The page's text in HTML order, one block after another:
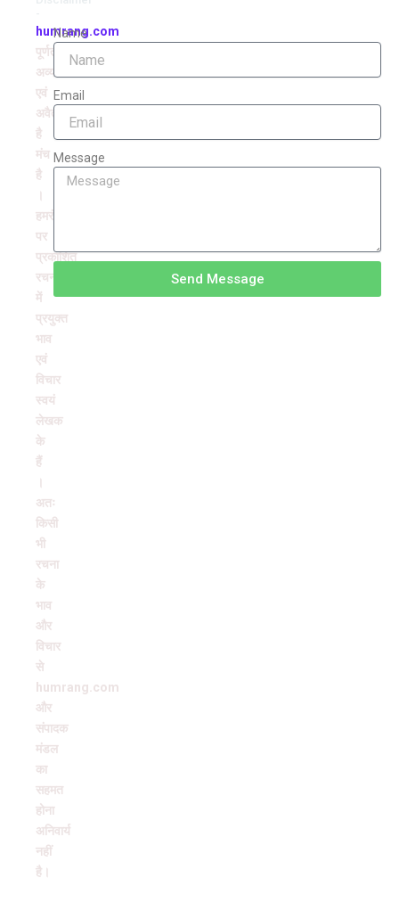
humrang.com
पूर्णतः
अव्यवसायिक
एवं
अवैतनिक
है
मंच
है
हमरंग
पर
प्रकाशित
रचनाओं
में
प्रयुक्त
भाव
एवं
विचार
स्वयं
लेखक
के
हैं
अतः
किसी
भी
रचना
के
भाव
और
विचार
से
humrang.com
और
संपादक
मंडल
का
सहमत
होना
अनिवार्य
नहीं
है।
Name
Email
Message
Send Message